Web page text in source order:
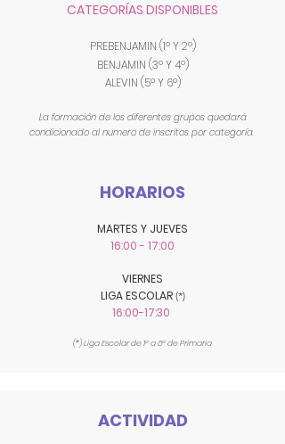
CATEGORÍAS DISPONIBLES
PREBENJAMIN (1º Y 2º)
BENJAMIN (3º Y 4º)
ALEVIN (5º Y 6º)
La formación de los diferentes grupos quedará
condicionado al numero de inscritos por categoría
HORARIOS
MARTES Y JUEVES
16:00 - 17:00
VIERNES
LIGA ESCOLAR (*)
16:00-17:30
(*) Liga Escolar de 1º a 6º de Primaria
ACTIVIDAD